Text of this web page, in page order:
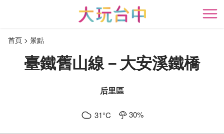
開
首頁 景點
臺鐵舊山線－大安溪鐵橋
后里區
31°C 30%